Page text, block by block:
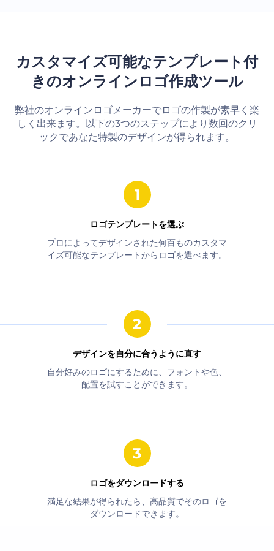
カスタマイズ可能なテンプレート付
きのオンラインロゴ作成ツール
弊社のオンラインロゴメーカーでロゴの作製が素早く楽
しく出来ます。以下の3つのステップにより数回のクリ
ックであなた特製のデザインが得られます。
ロゴテンプレートを選ぶ
プロによってデザインされた何百ものカスタマ
イズ可能なテンプレートからロゴを選べます。
デザインを自分に合うように直す
自分好みのロゴにするために、フォントや色、
配置を試すことができます。
ロゴをダウンロードする
満足な結果が得られたら、高品質でそのロゴを
ダウンロードできます。